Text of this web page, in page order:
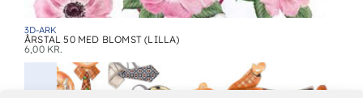
3D-ARK
ÅRSTAL 50 MED BLOMST (LILLA)
6,00 KR.